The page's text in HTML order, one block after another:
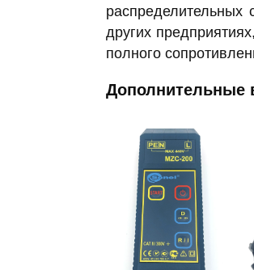
других
полного
Дополнительные